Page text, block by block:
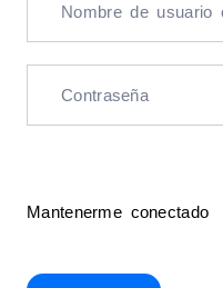
Mantenerme conectado